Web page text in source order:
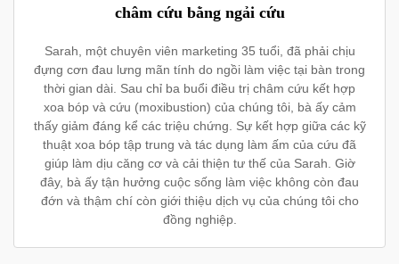
châm cứu bằng ngải cứu
Sarah, một chuyên viên marketing 35 tuổi, đã phải chịu
đựng cơn đau lưng mãn tính do ngồi làm việc tại bàn trong
thời gian dài. Sau chỉ ba buổi điều trị châm cứu kết hợp
xoa bóp và cứu (moxibustion) của chúng tôi, bà ấy cảm
thấy giảm đáng kể các triệu chứng. Sự kết hợp giữa các kỹ
thuật xoa bóp tập trung và tác dụng làm ấm của cứu đã
giúp làm dịu căng cơ và cải thiện tư thế của Sarah. Giờ
đây, bà ấy tận hưởng cuộc sống làm việc không còn đau
đớn và thậm chí còn giới thiệu dịch vụ của chúng tôi cho
đồng nghiệp.